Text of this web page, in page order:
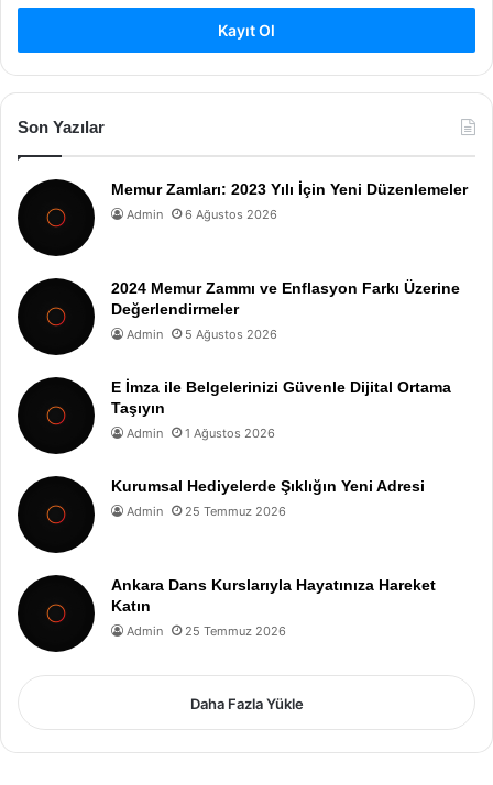
Kayıt Ol
Son Yazılar
Memur Zamları: 2023 Yılı İçin Yeni Düzenlemeler
Admin 6 Ağustos 2026
2024 Memur Zammı ve Enflasyon Farkı Üzerine
Değerlendirmeler
Admin 5 Ağustos 2026
E İmza ile Belgelerinizi Güvenle Dijital Ortama
Taşıyın
Admin 1 Ağustos 2026
Kurumsal Hediyelerde Şıklığın Yeni Adresi
Admin 25 Temmuz 2026
Ankara Dans Kurslarıyla Hayatınıza Hareket
Katın
Admin 25 Temmuz 2026
Daha Fazla Yükle